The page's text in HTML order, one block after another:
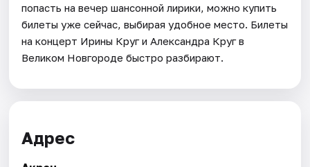
попасть на вечер шансонной лирики, можно купить
билеты уже сейчас, выбирая удобное место. Билеты
на концерт Ирины Круг и Александра Круг в
Великом Новгороде быстро разбирают.
Адрес